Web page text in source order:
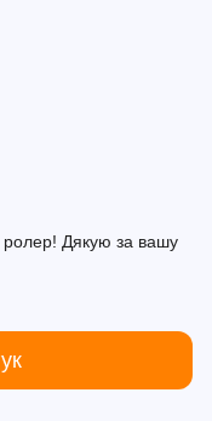
ролер! Дякую за вашу